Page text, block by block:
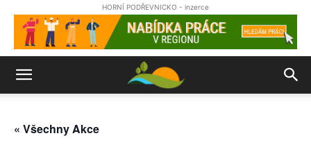
HORNÍ PODŘEVNICKO - inzerce
« Všechny Akce